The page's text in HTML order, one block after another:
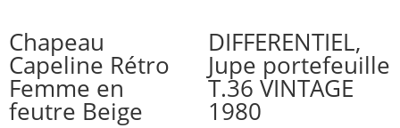
Chapeau
Capeline Rétro
Femme en
feutre Beige
DIFFERENTIEL,
Jupe portefeuille
T.36 VINTAGE
1980